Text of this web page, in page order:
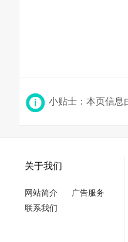
小贴士：本页信息
关于我们
网站简介
广告服务
联系我们